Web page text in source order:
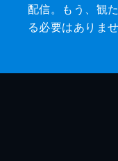
配信。もう、観
る必要はありませ